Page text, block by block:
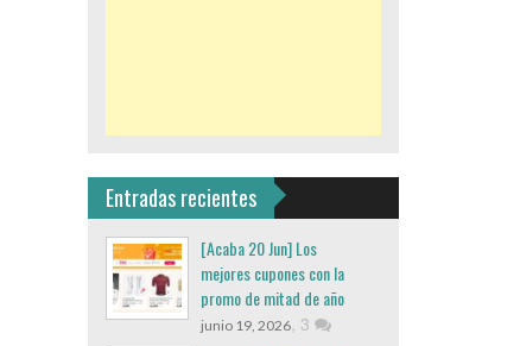
Entradas recientes
[Acaba 20 Jun] Los
mejores cupones con la
promo de mitad de año
junio 19, 2026, 3